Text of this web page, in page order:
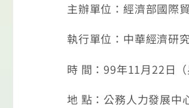
主辦單位：經濟部國際
執行單位：中華經濟研
時 間：99年11月22日
地 點：公務人力發展中